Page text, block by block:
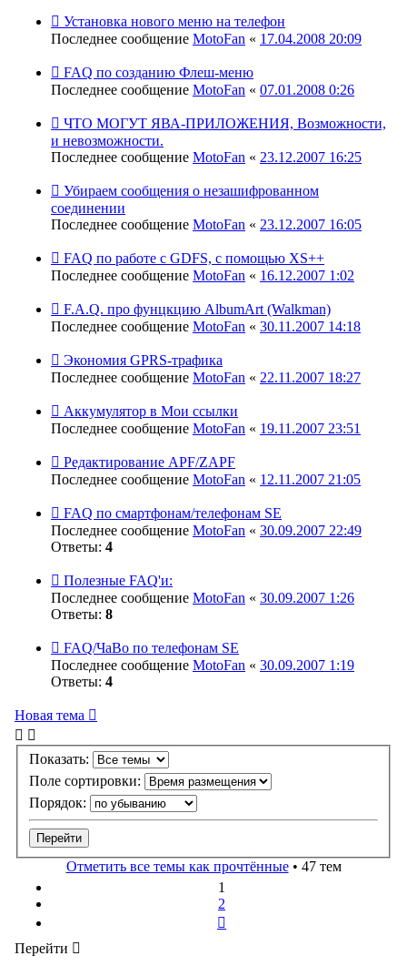
Установка нового меню на телефон
Последнее сообщение MotoFan « 17.04.2008 20:09
FAQ по созданию Флеш-меню
Последнее сообщение MotoFan « 07.01.2008 0:26
ЧТО МОГУТ ЯВА-ПРИЛОЖЕНИЯ, Возможности,
и невозможности.
Последнее сообщение MotoFan « 23.12.2007 16:25
Убираем сообщения о незашифрованном
соединении
Последнее сообщение MotoFan « 23.12.2007 16:05
FAQ по работе с GDFS, с помощью XS++
Последнее сообщение MotoFan « 16.12.2007 1:02
F.A.Q. про фунцкцию AlbumArt (Walkman)
Последнее сообщение MotoFan « 30.11.2007 14:18
Экономия GPRS-трафика
Последнее сообщение MotoFan « 22.11.2007 18:27
Аккумулятор в Мои ссылки
Последнее сообщение MotoFan « 19.11.2007 23:51
Редактирование APF/ZAPF
Последнее сообщение MotoFan « 12.11.2007 21:05
FAQ по смартфонам/телефонам SE
Последнее сообщение MotoFan « 30.09.2007 22:49
Ответы: 4
Полезные FAQ'и:
Последнее сообщение MotoFan « 30.09.2007 1:26
Ответы: 8
FAQ/ЧаВо по телефонам SE
Последнее сообщение MotoFan « 30.09.2007 1:19
Ответы: 4
Новая тема
Показать:
Поле сортировки:
Порядок:
Отметить все темы как прочтённые• 47 тем
1
2
Перейти